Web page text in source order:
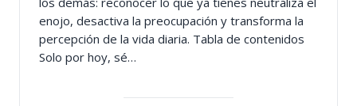
enojo, desactiva la preocupación y transforma la
percepción de la vida diaria. Tabla de contenidos
Solo por hoy, sé…